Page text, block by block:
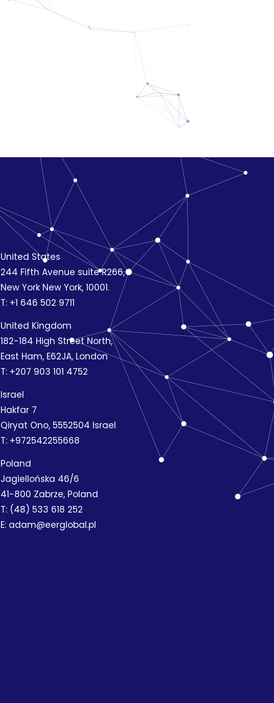
United States
244 Fifth Avenue suite R266,
New York New York, 10001.
T: +1 646 502 9711
United Kingdom
182-184 High Street North,
East Ham, E62JA, London
T: +207 903 101 4752
Israel
Hakfar 7
Qiryat Ono, 5552504 Israel
T: +972542255668
Poland
Jagiellońska 46/6
41-800 Zabrze, Poland
T: (48) 533 618 252
E: adam@eerglobal.pl